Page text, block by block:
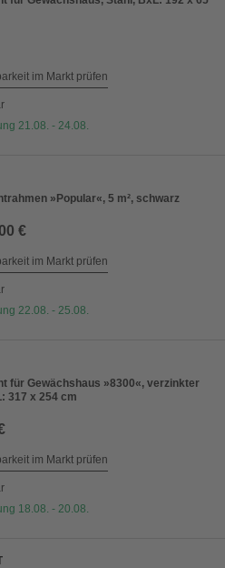
im Markt prüfen
21.08. - 24.08.
»Popular«, 5 m², schwarz
€
im Markt prüfen
22.08. - 25.08.
für Gewächshaus »8300«, verzinkter
317 x 254 cm
im Markt prüfen
18.08. - 20.08.